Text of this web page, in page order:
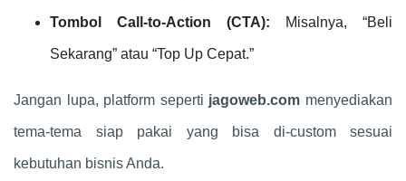
Tombol Call-to-Action (CTA): Misalnya, “Beli
Sekarang” atau “Top Up Cepat.”
Jangan lupa, platform seperti jagoweb.com menyediakan
tema-tema siap pakai yang bisa di-custom sesuai
kebutuhan bisnis Anda.